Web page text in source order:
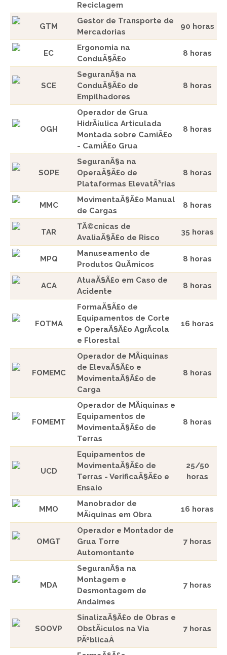
Reciclagem
GTM
Gestor de Transporte de
Mercadorias
90 horas
EC
Ergonomia na
ConduÃ§Ã£o
8 horas
SCE
SeguranÃ§a na
ConduÃ§Ã£o de
Empilhadores
8 horas
OGH
Operador de Grua
HidrÃ¡ulica Articulada
Montada sobre CamiÃ£o
- CamiÃ£o Grua
8 horas
SOPE
SeguranÃ§a na
OperaÃ§Ã£o de
Plataformas ElevatÃ³rias
8 horas
MMC
MovimentaÃ§Ã£o Manual
de Cargas
8 horas
TAR
TÃ©cnicas de
AvaliaÃ§Ã£o de Risco
35 horas
MPQ
Manuseamento de
Produtos QuÃ­micos
8 horas
ACA
AtuaÃ§Ã£o em Caso de
Acidente
8 horas
FOTMA
FormaÃ§Ã£o de
Equipamentos de Corte
e OperaÃ§Ã£o AgrÃ­cola
e Florestal
16 horas
FOMEMC
Operador de MÃ¡quinas
de ElevaÃ§Ã£o e
MovimentaÃ§Ã£o de
Carga
8 horas
FOMEMT
Operador de MÃ¡quinas e
Equipamentos de
MovimentaÃ§Ã£o de
Terras
8 horas
UCD
Equipamentos de
MovimentaÃ§Ã£o de
Terras - VerificaÃ§Ã£o e
Ensaio
25/50
horas
MMO
Manobrador de
MÃ¡quinas em Obra
16 horas
OMGT
Operador e Montador de
Grua Torre
Automontante
7 horas
MDA
SeguranÃ§a na
Montagem e
Desmontagem de
Andaimes
7 horas
SOOVP
SinalizaÃ§Ã£o de Obras e
ObstÃ¡culos na Via
PÃºblicaÂ
7 horas